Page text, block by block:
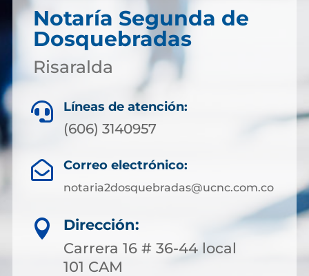
Notaría Segunda de
Dosquebradas
Risaralda
 Líneas de atención:
(606) 3140957
 Correo electrónico:
notaria2dosquebradas@ucnc.com.co

Dirección:
Carrera 16 # 36-44 local
101 CAM